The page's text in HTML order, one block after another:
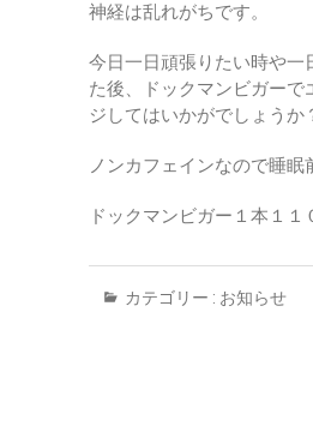
神経は乱れがちです。
今日一日頑張りたい時や一
た後、ドックマンビガーで
ジしてはいかがでしょうか
ノンカフェインなので睡眠
ドックマンビガー１本１１
カテゴリー : お知らせ